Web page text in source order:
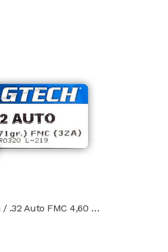
Bala Cal 7.65 mm / .32 Auto FMC 4,60 g. (71 gr.) Magtech